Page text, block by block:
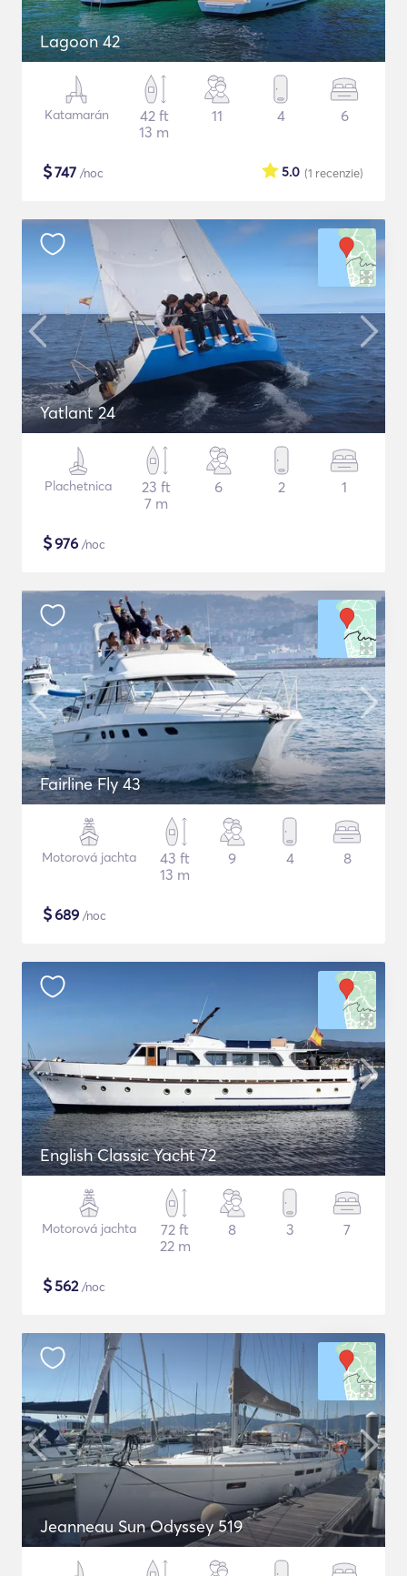
Lagoon 42
Katamarán
42 ft
13 m
11 4 6
$747 /noc (1 recenzie)
5.0
Yatlant 24
Plachetnica
23 ft
7 m
6 2 1
$976 /noc
Fairline Fly 43
Motorová jachta
43 ft
13 m
9 4 8
$689 /noc
English Classic Yacht 72
Motorová jachta
72 ft
22 m
8 3 7
$562/noc
Jeanneau Sun Odyssey 519